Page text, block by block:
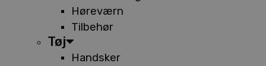
Høreværn
Tilbehør
Tøj
Handsker